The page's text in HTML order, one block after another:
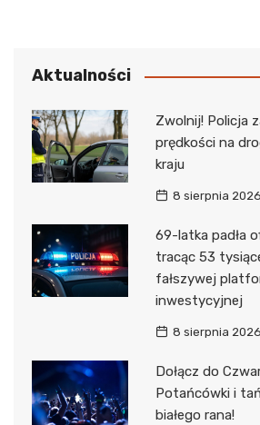
Aktualności
Zwolnij! Policja
prędkości na
kraju
8 sierpnia 2026
69-latka padła
tracąc 53
fałszywej
inwestycyjnej
8 sierpnia 2026
Dołącz do
Potańcówki i
białego rana!